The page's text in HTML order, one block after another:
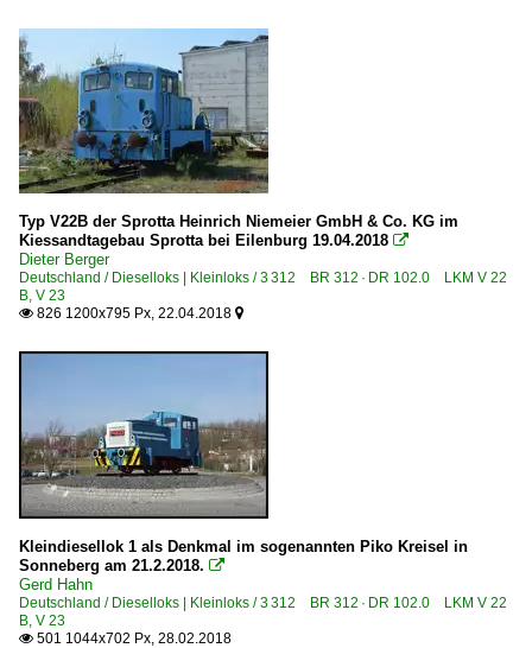
Typ V22B der Sprotta Heinrich Niemeier GmbH & Co. KG im
Kiessandtagebau Sprotta bei Eilenburg 19.04.2018 
Dieter Berger
Deutschland / Dieselloks | Kleinloks / 3 312 BR 312 · DR 102.0 LKM V 22
B, V 23
 826 1200x795 Px, 22.04.2018 
Kleindiesellok 1 als Denkmal im sogenannten Piko Kreisel in
Sonneberg am 21.2.2018. 
Gerd Hahn
Deutschland / Dieselloks | Kleinloks / 3 312 BR 312 · DR 102.0 LKM V 22
B, V 23
 501 1044x702 Px, 28.02.2018